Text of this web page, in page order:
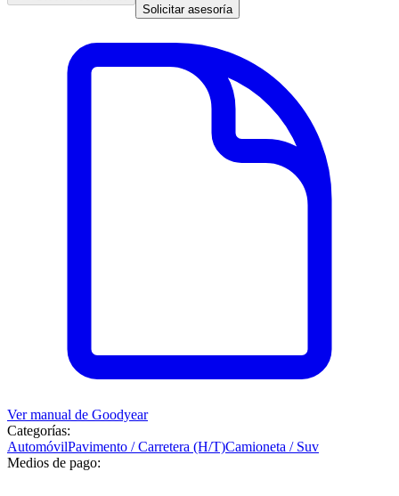
Solicitar asesoría
Ver manual de Goodyear
Categorías:
AutomóvilPavimento / Carretera (H/T)Camioneta / Suv
Medios de pago: